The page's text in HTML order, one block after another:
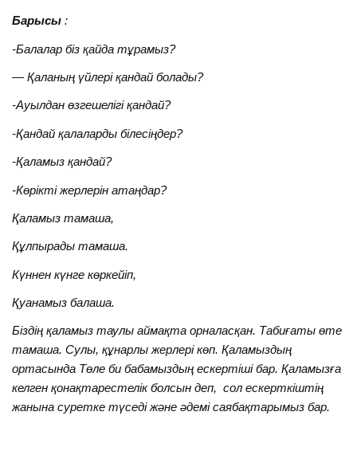
Барысы :
-Балалар біз қайда тұрамыз?
— Қаланың үйлері қандай болады?
-Ауылдан өзгешелігі қандай?
-Қандай қалаларды білесіңдер?
-Қаламыз қандай?
-Көрікті жерлерін атаңдар?
Қаламыз тамаша,
Құлпырады тамаша.
Күннен күнге көркейіп,
Қуанамыз балаша.
Біздің қаламыз таулы аймақта орналасқан. Табиғаты өте
тамаша. Сулы, құнарлы жерлері көп. Қаламыздың
ортасында Төле би бабамыздың ескертіші бар. Қаламызға
келген қонақтарестелік болсын деп, сол ескерткіштің
жанына суретке түседі және әдемі саябақтарымыз бар.